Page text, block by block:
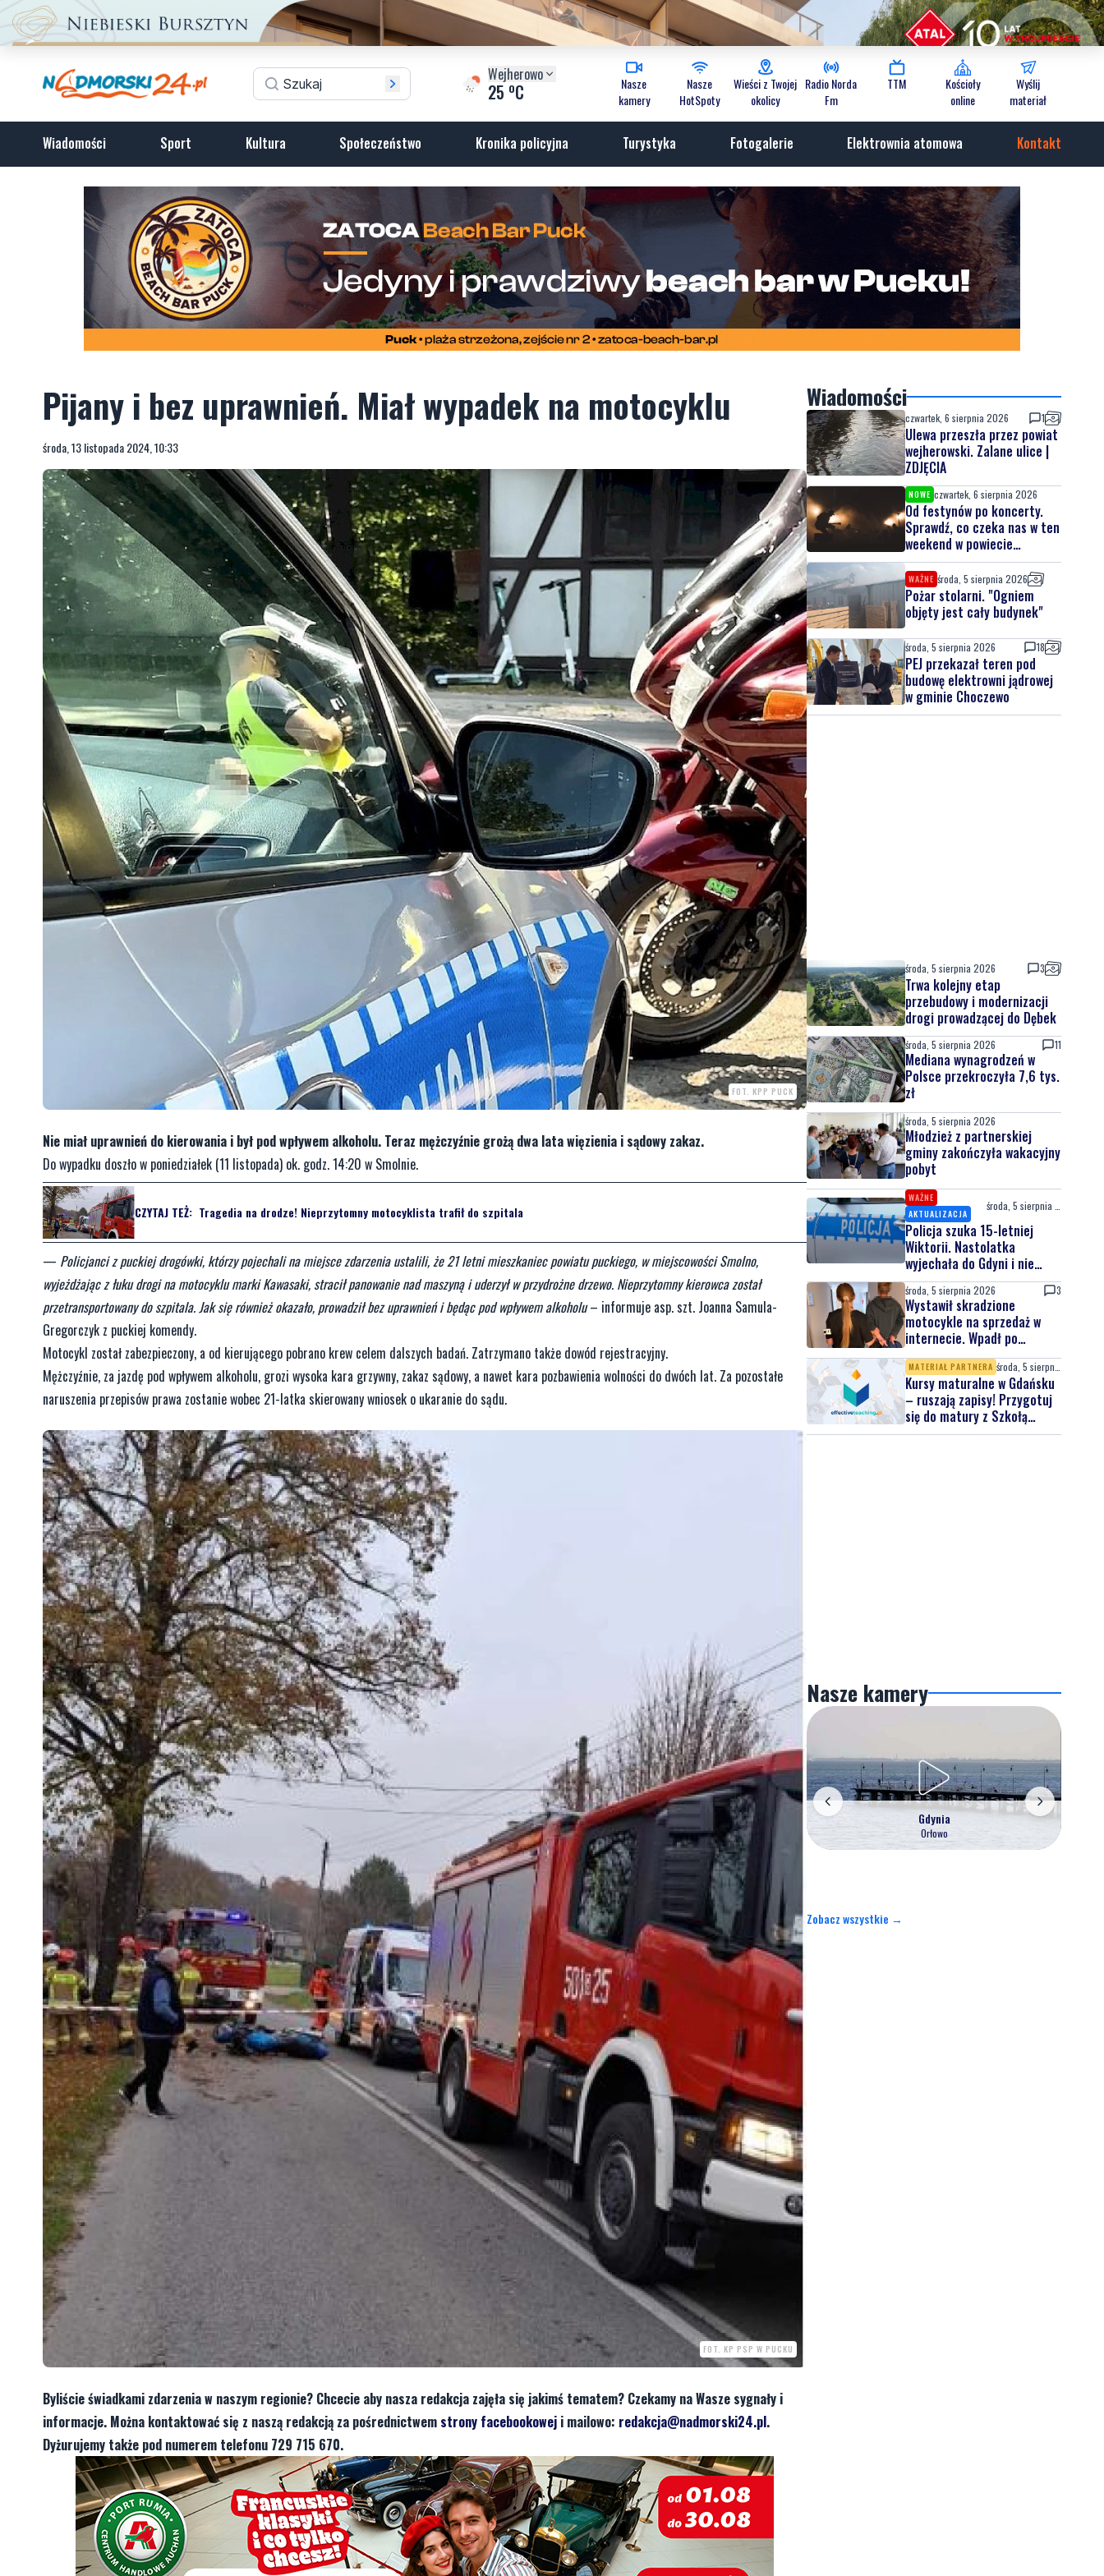
Wejherowo
25 oC
Nasze
kamery
Nasze
HotSpoty
Wieści z Twojej
okolicy
Radio Norda
Fm
TTM
Kościoły
online
Wyślij
materiał
Wiadomości Sport Kultura Społeczeństwo Kronika policyjna Turystyka Fotogalerie Elektrownia atomowa Kontakt
Pijany i bez uprawnień. Miał wypadek na motocyklu
środa, 13 listopada 2024, 10:33
FOT. KPP PUCK
Nie miał uprawnień do kierowania i był pod wpływem alkoholu. Teraz mężczyźnie grożą dwa lata więzienia i sądowy zakaz.
Do wypadku doszło w poniedziałek (11 listopada) ok. godz. 14:20 w Smolnie.
CZYTAJ TEŻ: Tragedia na drodze! Nieprzytomny motocyklista trafił do szpitala
— Policjanci z puckiej drogówki, którzy pojechali na miejsce zdarzenia ustalili, że 21 letni mieszkaniec powiatu puckiego, w miejscowości Smolno,
wyjeżdżając z łuku drogi na motocyklu marki Kawasaki, stracił panowanie nad maszyną i uderzył w przydrożne drzewo. Nieprzytomny kierowca został
przetransportowany do szpitala. Jak się również okazało, prowadził bez uprawnień i będąc pod wpływem alkoholu– informuje asp. szt. Joanna Samula-
Gregorczyk z puckiej komendy.
Motocykl został zabezpieczony, a od kierującego pobrano krew celem dalszych badań. Zatrzymano także dowód rejestracyjny.
Mężczyźnie, za jazdę pod wpływem alkoholu, grozi wysoka kara grzywny, zakaz sądowy, a nawet kara pozbawienia wolności do dwóch lat. Za pozostałe
naruszenia przepisów prawa zostanie wobec 21-latka skierowany wniosek o ukaranie do sądu.
FOT. KP PSP W PUCKU
Byliście świadkami zdarzenia w naszym regionie? Chcecie aby nasza redakcja zajęła się jakimś tematem? Czekamy na Wasze sygnały i
informacje. Można kontaktować się z naszą redakcją za pośrednictwem strony facebookowej i mailowo: redakcja@nadmorski24.pl.
Dyżurujemy także pod numerem telefonu 729 715 670.
Wiadomości
czwartek, 6 sierpnia 2026 1
Ulewa przeszła przez powiat
wejherowski. Zalane ulice |
ZDJĘCIA
NOWE czwartek, 6 sierpnia 2026
Od festynów po koncerty.
Sprawdź, co czeka nas w ten
weekend w powiecie
lęborskim
WAŻNE środa, 5 sierpnia 2026
Pożar stolarni. "Ogniem
objęty jest cały budynek"
środa, 5 sierpnia 2026 18
PEJ przekazał teren pod
budowę elektrowni jądrowej
w gminie Choczewo
środa, 5 sierpnia 2026 3
Trwa kolejny etap
przebudowy i modernizacji
drogi prowadzącej do Dębek
środa, 5 sierpnia 2026 11
Mediana wynagrodzeń w
Polsce przekroczyła 7,6 tys.
zł
środa, 5 sierpnia 2026
Młodzież z partnerskiej
gminy zakończyła wakacyjny
pobyt
WAŻNE
AKTUALIZACJA
Policja szuka 15-letniej
Wiktorii. Nastolatka
wyjechała do Gdyni i nie
wróciła
środa, 5 sierpnia 2026 3
Wystawił skradzione
motocykle na sprzedaż w
internecie. Wpadł po
zgłoszeniu właściciela
MATERIAŁ PARTNERA
Kursy maturalne w Gdańsku
– ruszają zapisy! Przygotuj
się do matury z Szkołą
Effective Teaching!
Nasze kamery
Gdynia
Orłowo
Zobacz wszystkie →